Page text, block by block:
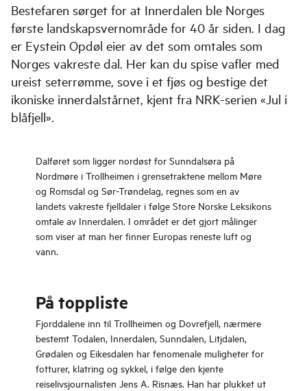
Bestefaren sørget for at Innerdalen ble Norges
første landskapsvernområde for 40 år siden. I dag
er Eystein Opdøl eier av det som omtales som
Norges vakreste dal. Her kan du spise vafler med
ureist seterrømme, sove i et fjøs og bestige det
ikoniske innerdalstårnet, kjent fra NRK-serien «Jul i
blåfjell».
Dalføret som ligger nordøst for Sunndalsøra på
Nordmøre i Trollheimen i grensetraktene mellom Møre
og Romsdal og Sør-Trøndelag, regnes som en av
landets vakreste fjelldaler i følge Store Norske Leksikons
omtale av Innerdalen. I området er det gjort målinger
som viser at man her finner Europas reneste luft og
vann.
På toppliste
Fjorddalene inn til Trollheimen og Dovrefjell, nærmere
bestemt Todalen, Innerdalen, Sunndalen, Litjdalen,
Grødalen og Eikesdalen har fenomenale muligheter for
fotturer, klatring og sykkel, i følge den kjente
reiselivsjournalisten Jens A. Risnæs. Han har plukket ut